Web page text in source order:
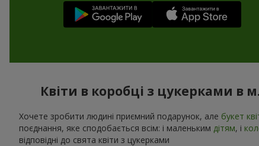
Квіти в коробці з цукерками в
Хочете зробити людині приємний подарунок, але букет
поєднання, яке сподобається всім: і маленьким дітям, і
відповідні до свята квіти з цукерками